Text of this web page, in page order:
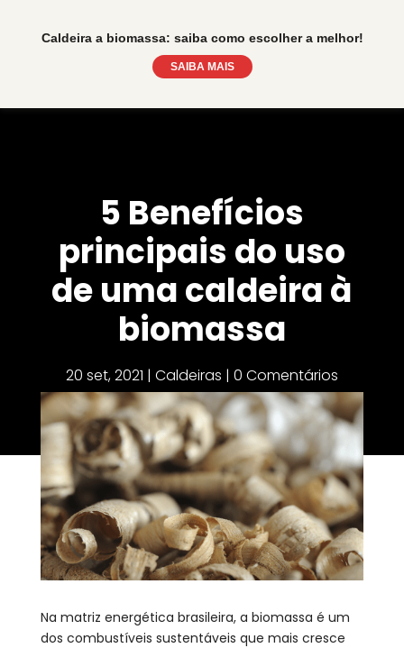
Caldeira a biomassa: saiba como escolher a melhor!
SAIBA MAIS
5 Benefícios
principais do uso
de uma caldeira à
biomassa
20 set, 2021 | Caldeiras | 0 Comentários
Na matriz energética brasileira, a biomassa é um
dos combustíveis sustentáveis que mais cresce